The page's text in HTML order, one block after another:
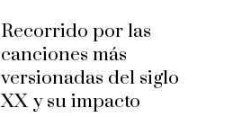
Recorrido por las
canciones más
versionadas del siglo
XX y su impacto